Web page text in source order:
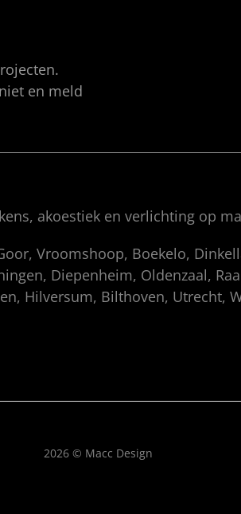
en meld
akoestiek en verlichting op
Vroomshoop, Boekelo,
Diepenheim, Oldenzaal,
Hilversum, Bilthoven, Utrecht,
2026 © Macc Design